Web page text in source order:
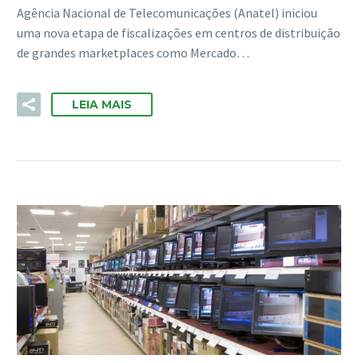
Agência Nacional de Telecomunicações (Anatel) iniciou
uma nova etapa de fiscalizações em centros de distribuição
de grandes marketplaces como Mercado…
LEIA MAIS